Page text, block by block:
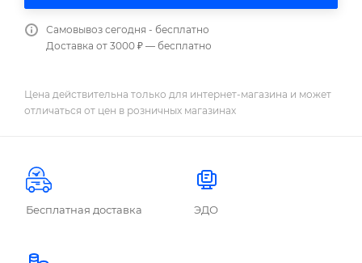
Самовывоз сегодня - бесплатно
Доставка от 3000 ₽ — бесплатно
Цена действительна только для интернет-магазина и может
отличаться от цен в розничных магазинах
Бесплатная доставка ЭДО